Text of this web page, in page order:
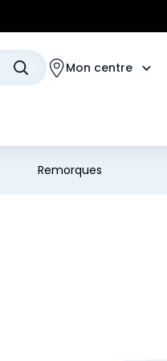
Mon centre
Remorques